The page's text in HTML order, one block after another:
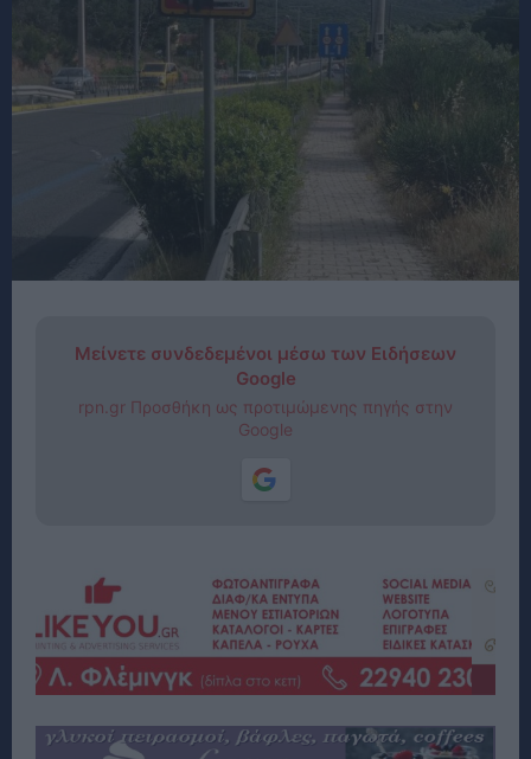
Μείνετε συνδεδεμένοι μέσω των Ειδήσεων
Google
rpn.gr Προσθήκη ως προτιμώμενης πηγής στην
Google